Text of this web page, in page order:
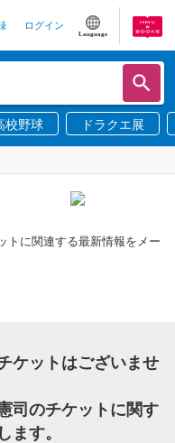
ログイン
Language
校野球 ドラクエ展
トに関連する最新情報をメー
ケットはございませ
司のチケットに関す
ます。